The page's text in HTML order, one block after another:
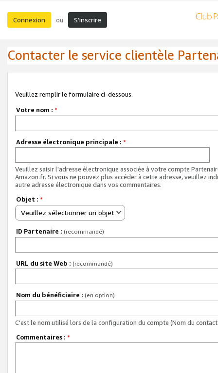
Connexion ou S’inscrire
Contacter le service clientèle
Veuillez remplir le formulaire ci-dessous.
Votre nom : *
Adresse électronique principale : *
Veuillez saisir l'adresse électronique associée à votre compte
Amazon.fr. Si vous ne pouvez plus accéder à cette adresse, veuillez
autre adresse électronique dans vos commentaires.
Objet : *
Veuillez sélectionner un objet
ID Partenaire : (recommandé)
URL du site Web : (recommandé)
Nom du bénéficiaire : (en option)
C'est le nom utilisé lors de la configuration du compte (Nom du
Commentaires : *